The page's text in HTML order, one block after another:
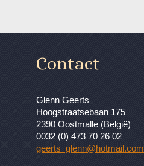
Contact
Glenn Geerts
Hoogstraatsebaan 175
2390 Oostmalle (België)
0032 (0) 473 70 26 02
geerts_glenn@hotmail.com